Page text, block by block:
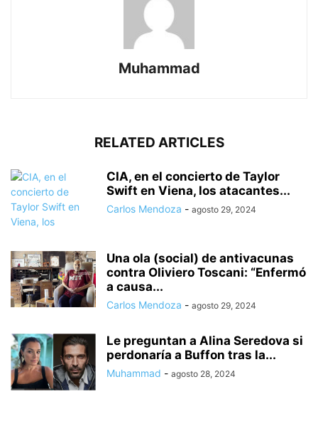
Muhammad
RELATED ARTICLES
CIA, en el concierto de Taylor
Swift en Viena, los atacantes...
Carlos Mendoza - agosto 29, 2024
Una ola (social) de antivacunas
contra Oliviero Toscani: “Enfermó
a causa...
Carlos Mendoza - agosto 29, 2024
Le preguntan a Alina Seredova si
perdonaría a Buffon tras la...
Muhammad - agosto 28, 2024